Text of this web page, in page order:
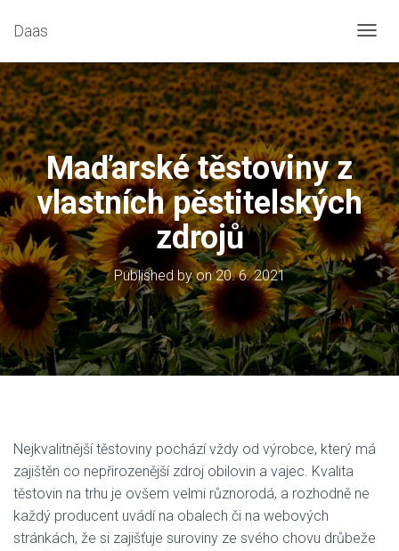
Daas
O
G
G
L
E
N
A
V
I
G
A
T
I
N
Maďarské těstoviny z
vlastních pěstitelských
zdrojů
Published byon20. 6. 2021
Nejkvalitnější těstoviny pochází vždy od výrobce, který má
zajištěn co nepřirozenější zdroj obilovin a vajec. Kvalita
těstovin na trhu je ovšem velmi různorodá, a rozhodně ne
každý producent uvádí na obalech či na webových
stránkách, že si zajišťuje suroviny ze svého chovu drůbeže